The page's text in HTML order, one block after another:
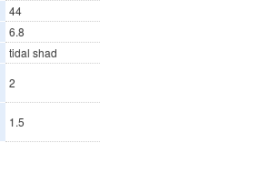
44
6.8
tidal shad
2
1.5